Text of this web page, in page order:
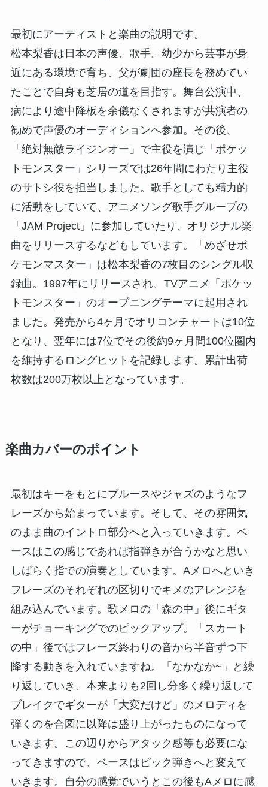
最初にアーティストと楽曲の説明です。
松本梨香は日本の声優、歌手。幼少から芸事が身
近にある環境で育ち、父が劇団の座長を務めてい
たことで自身も芝居の道を目指す。舞台公演中、
病により途中降板を余儀なくされますが共演者の
勧めで声優のオーディションへ参加。その後、
「絶対無敵ライジンオー」で主役を演じ「ポケッ
トモンスター」シリーズでは26年間にわたり主役
のサトシ役を担当しました。歌手としても精力的
に活動をしていて、アニメソング歌手グループの
「JAM Project」に参加していたり、オリジナル楽
曲をリリースするなどもしています。「めざせポ
ケモンマスター」は松本梨香の7枚目のシングル収
録曲。1997年にリリースされ、TVアニメ「ポケッ
トモンスター」のオープニングテーマに起用され
ました。発売から4ヶ月でオリコンチャートは10位
となり、翌年には7位でその後約9ヶ月間100位圏内
を維持するロングヒットを記録します。累計出荷
枚数は200万枚以上となっています。
楽曲カバーのポイント
最初はキーをもとにブルースやジャズのようなフ
レーズから始まっています。そして、その雰囲気
のまま曲のイントロ部分へと入っていきます。ベ
ースはこの感じであれば指弾きが合うかなと思い
しばらく指での演奏としています。Aメロへといき
フレーズのそれぞれの区切りでキメのアレンジを
組み込んでいます。歌メロの「森の中」後にギタ
ーがチョーキングでのピックアップ。「スカート
の中」後ではフレーズ終わりの音から半音ずつ下
降する動きを入れていますね。「なかなか~」と繰
り返していき、本来よりも2回し分多く繰り返して
ブレイクでギターが「大変だけど」のメロディを
弾くのを合図に以降は盛り上がったものになって
いきます。この辺りからアタック感等も必要にな
ってきますので、ベースはピック弾きへと変えて
いきます。自分の感覚でいうとこの後もAメロに感